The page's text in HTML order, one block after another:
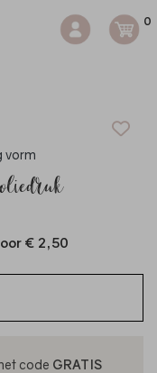
0
vorm
€ 2,50
code GRATIS